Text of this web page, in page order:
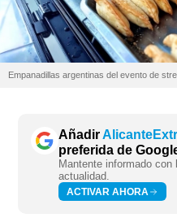
Empanadillas argentinas del evento de
Añadir
preferida de
Mantente informado
actualidad.
ACTIVAR AHORA